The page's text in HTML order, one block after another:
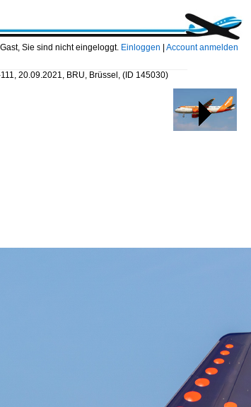
Sie sind nicht eingeloggt. Einloggen Account anmelden
20.09.2021, BRU, Brüssel, (ID 145030)